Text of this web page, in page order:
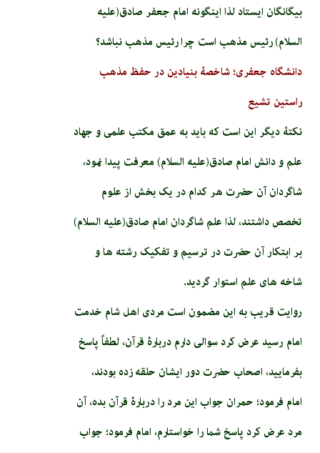
بیگانگان ایستاد لذا اینگونه امام جعفر صادق(علیه
السلام) رئیس مذهب است چرا رئیس مذهب نباشد؟
دانشگاه جعفری؛ شاخصۀ بنیادین در حفظ مذهب
راستین تشیع
نکتۀ دیگر این است که باید به عمق مکتب علمی و جهاد
علم و دانش امام صادق(علیه السلام) معرفت پیدا نمود،
شاگردان آن حضرت هر کدام در یک بخش از علوم
تخصص داشتند، لذا علم شاگردان امام صادق(علیه السلام)
بر ابتکار آن حضرت در ترسیم و تفکیک رشته ها و
شاخه های علم استوار گردید.
روایت قریب به این مضمون است مردی اهل شام خدمت
امام رسید عرض کرد سوالی دارم دربارۀ قرآن، لطفاً پاسخ
بفرمایید، اصحاب حضرت دور ایشان حلقه زده بودند،
امام فرمود؛ حمران جواب این مرد را دربارۀ قرآن بده، آن
مرد عرض کرد پاسخ شما را خواستارم، امام فرمود؛ جواب